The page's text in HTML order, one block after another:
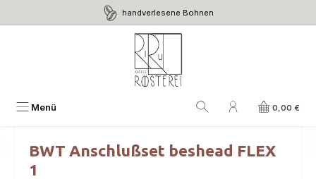
Zum Hauptinhalt springen handverlesene Bohnen
Menü 0,00 €
BWT Anschlußset beshead FLEX
1